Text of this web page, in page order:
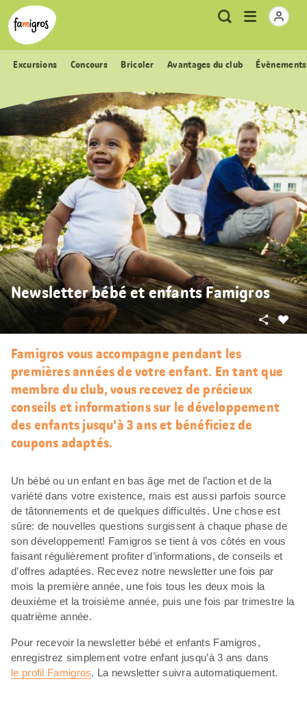
Signets
de
navigation
Header
Logo Métanavigation
RechercheOuvrir
Excursions Concours Bricoler Avantages du club
Newsletter bébé et enfants Famigros
Partager
Famigros vous accompagne pendant les
premières années de votre enfant. En tant que
membre du club, vous recevez de précieux
conseils et informations sur le développement
des enfants jusqu’à 3 ans et bénéficiez de
coupons adaptés.
Un bébé ou un enfant en bas âge met de l’action et de la
variété dans votre existence, mais est aussi parfois source
de tâtonnements et de quelques difficultés. Une chose est
sûre: de nouvelles questions surgissent à chaque phase de
son développement! Famigros se tient à vos côtés en vous
faisant régulièrement profiter d’informations, de conseils et
d’offres adaptées. Recevez notre newsletter une fois par
mois la première année, une fois tous les deux mois la
deuxième et la troisième année, puis une fois par trimestre la
quatrième année.
Pour recevoir la newsletter bébé et enfants Famigros,
enregistrez simplement votre enfant jusqu’à 3 ans dans
le profil Famigros. La newsletter suivra automatiquement.